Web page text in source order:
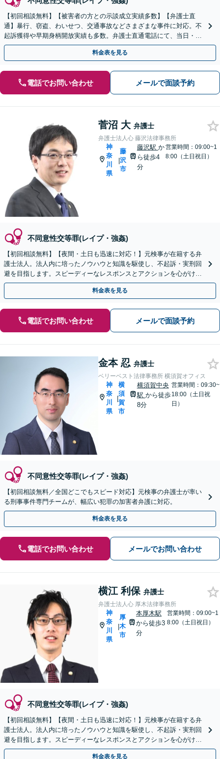
【初回相談無料】【被害者の方との示談成立実績多数】【弁護士直
通】暴行、窃盗、わいせつ、交通事故などさまざまな事件に対応。不
起訴獲得や早期身柄開放実績も多数。弁護士直通電話にて、当日・休
日・夜間の急な相談にもできる限り対応【日本大通駅3分】
料金表を見る
電話でお問い合わせ メールで面談予約
菅沼 大 弁護士
弁護士法人心 藤沢法律事務所
神
奈
川
県
|
藤
沢
市
藤沢駅 か
ら徒歩4
分
営業時間：09:00~1
8:00（土日祝日）
不同意性交等罪(レイプ・強姦)
【初回相談無料】【夜間・土日も迅速に対応！】元検事が在籍する弁
護士法人。法人内に培ったノウハウと知識を駆使し、不起訴・実刑回
避を目指します。スピーディーなレスポンスとアクションを心がけ、
最善の解決を目指します【電話相談可】
料金表を見る
電話でお問い合わせ メールで面談予約
金本 忍 弁護士
ベリーベスト法律事務所 横須賀オフィス
神
奈
川
県
|
横
須
賀
市
横須賀中央
駅 から徒歩
8分
営業時間：09:30~
18:00（土日祝
日）
不同意性交等罪(レイプ・強姦)
【初回相談無料／全国どこでもスピード対応】元検事の弁護士が率い
る刑事事件専門チームが、幅広い犯罪の加害者弁護に対応。
料金表を見る
電話でお問い合わせ メールでお問い合わせ
横江 利保 弁護士
弁護士法人心 厚木法律事務所
神
奈
川
県
|
厚
木
市
本厚木駅
から徒歩3
分
営業時間：09:00~1
8:00（土日祝日）
不同意性交等罪(レイプ・強姦)
【初回相談無料】【夜間・土日も迅速に対応！】元検事が在籍する弁
護士法人。法人内に培ったノウハウと知識を駆使し、不起訴・実刑回
避を目指します。スピーディーなレスポンスとアクションを心がけ、
最善の解決を目指します【電話相談可】
料金表を見る